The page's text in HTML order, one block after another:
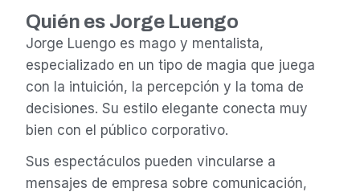
Quién es Jorge Luengo
Jorge Luengo es mago y mentalista,
especializado en un tipo de magia que juega
con la intuición, la percepción y la toma de
decisiones. Su estilo elegante conecta muy
bien con el público corporativo.
Sus espectáculos pueden vincularse a
mensajes de empresa sobre comunicación,